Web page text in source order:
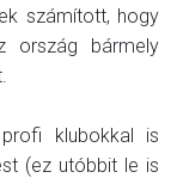
számított, hogy
ország bármely
klubokkal is
(ez utóbbit le is